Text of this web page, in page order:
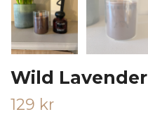
Wild Lavender
129 kr